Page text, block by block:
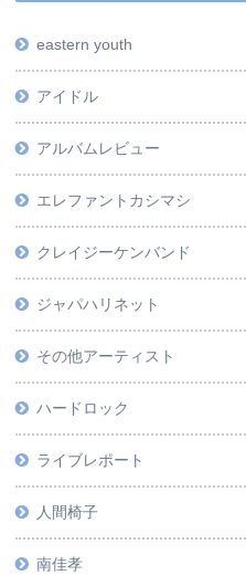
eastern youth
アイドル
アルバムレビュー
エレファントカシマシ
クレイジーケンバンド
ジャパハリネット
その他アーティスト
ハードロック
ライブレポート
人間椅子
南佳孝